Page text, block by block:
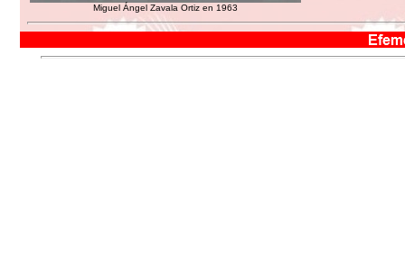
Miguel Ángel Zavala Ortiz en 1963